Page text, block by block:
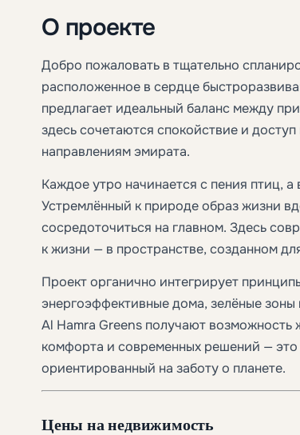
О проекте
Добро пожаловать в тщательно
расположенное в сердце
предлагает идеальный баланс между
здесь сочетаются спокойствие и
направлениям эмирата.
Каждое утро начинается с пения птиц,
Устремлённый к природе образ жизни
сосредоточиться на главном. Здесь
к жизни — в пространстве, созданном
Проект органично интегрирует
энергоэффективные дома, зелёные
Al Hamra Greens получают возможность
комфорта и современных решений —
ориентированный на заботу о планете.
Цены на недвижимость